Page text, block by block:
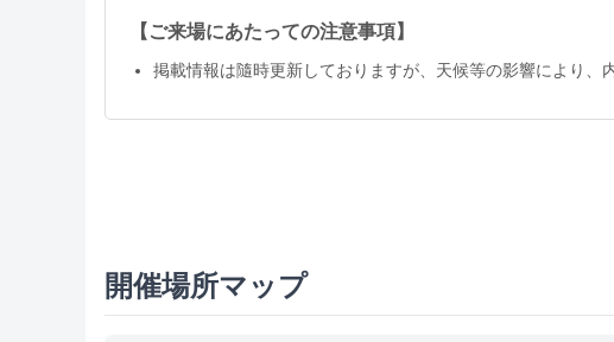
【ご来場にあたっての注意事項】
掲載情報は隨時更新しておりますが、天候等の影響により、
開催場所マップ